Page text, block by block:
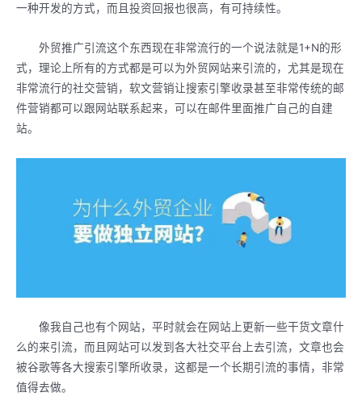
一种开发的方式，而且投资回报也很高，有可持续性。
外贸推广引流这个东西现在非常流行的一个说法就是1+N的形
式，理论上所有的方式都是可以为外贸网站来引流的，尤其是现在
非常流行的社交营销，软文营销让搜索引擎收录甚至非常传统的邮
件营销都可以跟网站联系起来，可以在邮件里面推广自己的自建
站。
像我自己也有个网站，平时就会在网站上更新一些干货文章什
么的来引流，而且网站可以发到各大社交平台上去引流，文章也会
被谷歌等各大搜索引擎所收录，这都是一个长期引流的事情，非常
值得去做。